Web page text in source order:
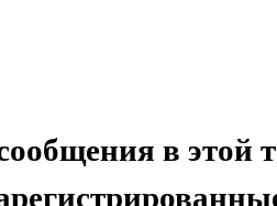
в этой